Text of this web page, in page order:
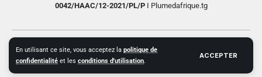
En utilisant ce site, vous acceptez la politique de
confidentialité et les conditions d'utilisation.
ACCEPTER
0042/HAAC/12-2021/PL/PI Plumedafrique.tg
© 2024 PLUME D’AFRIQUE All Rights Reserved. Design by Helios
Creative